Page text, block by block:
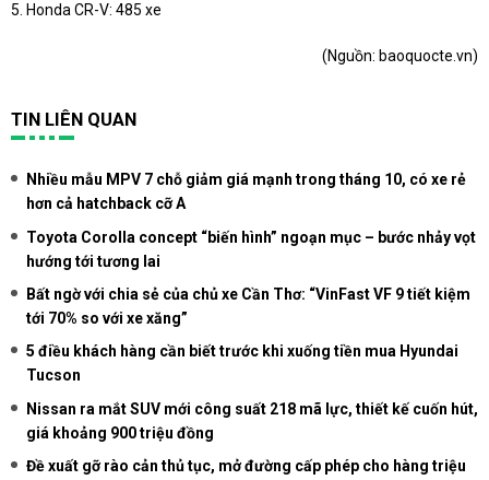
5. Honda CR-V: 485 xe
(Nguồn: baoquocte.vn)
TIN LIÊN QUAN
Nhiều mẫu MPV 7 chỗ giảm giá mạnh trong tháng 10, có xe rẻ
hơn cả hatchback cỡ A
Toyota Corolla concept “biến hình” ngoạn mục – bước nhảy vọt
hướng tới tương lai
Bất ngờ với chia sẻ của chủ xe Cần Thơ: “VinFast VF 9 tiết kiệm
tới 70% so với xe xăng”
5 điều khách hàng cần biết trước khi xuống tiền mua Hyundai
Tucson
Nissan ra mắt SUV mới công suất 218 mã lực, thiết kế cuốn hút,
giá khoảng 900 triệu đồng
Đề xuất gỡ rào cản thủ tục, mở đường cấp phép cho hàng triệu